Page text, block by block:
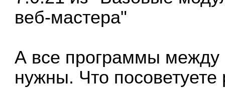
веб-мастера"
А все программы между
нужны. Что посоветуете